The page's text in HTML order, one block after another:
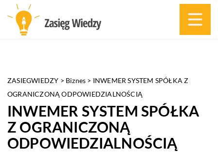
ZASIEGWIEDZY > Biznes > INWEMER SYSTEM SPÓŁKA Z
OGRANICZONĄ ODPOWIEDZIALNOŚCIĄ
INWEMER SYSTEM SPÓŁKA
Z OGRANICZONĄ
ODPOWIEDZIALNOŚCIĄ